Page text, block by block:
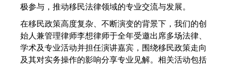
极参与，推动移民法律领域的专业交流与发展。
在移民政策高度复杂、不断演变的背景下，我们的创
始人兼管理律师李想律师于全年受邀出席多场法律、
学术及专业活动并担任演讲嘉宾，围绕移民政策走向
及其对实务操作的影响分享专业见解。相关活动包括